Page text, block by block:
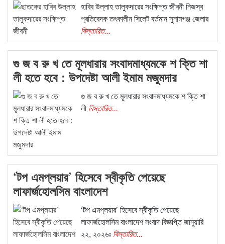
হাবিব উল্লাহ তালুকদারের সংক্ষিপ্ত জীবনী নিজস্ব
প্রতিবেদক তৎকালীন সিলেট বর্তমান সুনামগঞ্জ জেলার
বিস্তারিত...
গু জ ব রু খ তে মূলধারার সংবাদমাধ্যমকে শ ক্তি শা
লী হতে হবে : উপদেষ্টা আলী ইমাম মজুমদার
গু জ ব রু খ তে মূলধারার সংবাদমাধ্যমকে শ ক্তি শা
লী বিস্তারিত...
‘টপ এমপ্লয়ার’ হিসেবে স্বীকৃতি পেয়েছে
লাফার্জহোলসিম বাংলাদেশ
‘টপ এমপ্লয়ার’ হিসেবে স্বীকৃতি পেয়েছে
লাফার্জহোলসিম বাংলাদেশ সংবাদ বিজ্ঞপ্তি জানুয়ারি
২২, ২০২৬ঃ বিস্তারিত...